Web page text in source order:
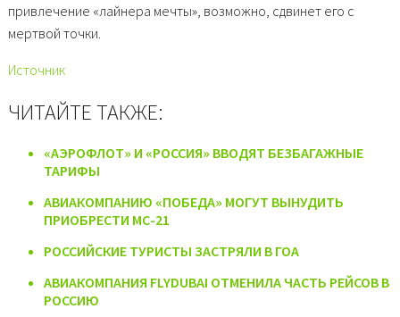
привлечение «лайнера мечты», возможно, сдвинет его с
мертвой точки.
Источник
ЧИТАЙТЕ ТАКЖЕ:
«АЭРОФЛОТ» И «РОССИЯ» ВВОДЯТ БЕЗБАГАЖНЫЕ
ТАРИФЫ
АВИАКОМПАНИЮ «ПОБЕДА» МОГУТ ВЫНУДИТЬ
ПРИОБРЕСТИ МС-21
РОССИЙСКИЕ ТУРИСТЫ ЗАСТРЯЛИ В ГОА
АВИАКОМПАНИЯ FLYDUBAI ОТМЕНИЛА ЧАСТЬ РЕЙСОВ В
РОССИЮ